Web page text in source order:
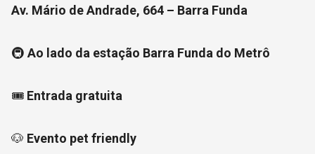
Av. Mário de Andrade, 664 – Barra Funda
🚇 Ao lado da estação Barra Funda do Metrô
🎟️ Entrada gratuita
🐶 Evento pet friendly